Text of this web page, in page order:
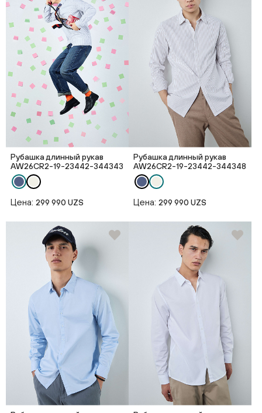
Рубашка длинный рукав
AW26CR2-19-23442-344343
Цена: 299 990 UZS
Рубашка длинный рукав
AW26CR2-19-23442-344348
Цена: 299 990 UZS